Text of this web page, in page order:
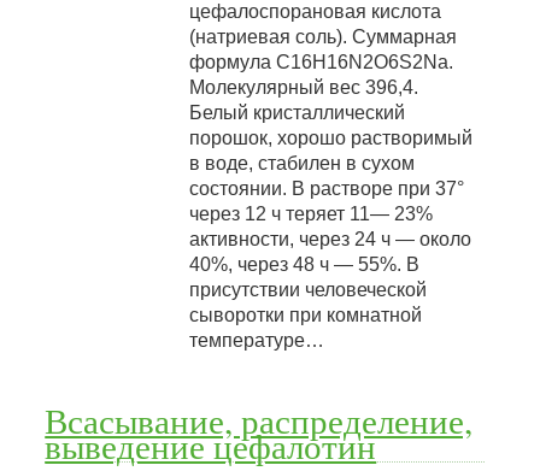
цефалоспорановая кислота
(натриевая соль). Суммарная
формула C16H16N2О6S2Na.
Молекулярный вес 396,4.
Белый кристаллический
порошок, хорошо растворимый
в воде, стабилен в сухом
состоянии. В растворе при 37°
через 12 ч теряет 11— 23%
активности, через 24 ч — около
40%, через 48 ч — 55%. В
присутствии человеческой
сыворотки при комнатной
температуре…
Всасывание, распределение,
выведение цефалотин